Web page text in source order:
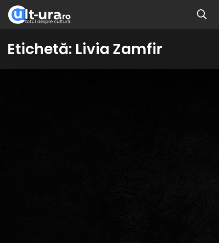
Etichetă: Livia Zamfir